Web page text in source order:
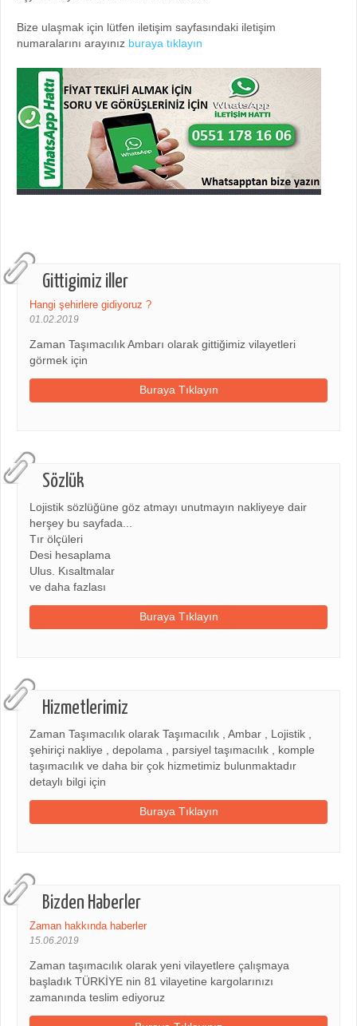
Gittigimiz iller
Hangi şehirlere gidiyoruz ?
01.02.2019
Zaman Taşımacılık Ambarı olarak gittiğimiz vilayetleri
görmek için
Buraya Tıklayın
Sözlük
Lojistik sözlüğüne göz atmayı unutmayın nakliyeye dair
herşey bu sayfada...
Tır ölçüleri
Desi hesaplama
Ulus. Kısaltmalar
ve daha fazlası
Buraya Tıklayın
Hizmetlerimiz
Zaman Taşımacılık olarak Taşımacılık , Ambar , Lojistik ,
şehiriçi nakliye , depolama , parsiyel taşımacılık , komple
taşımacılık ve daha bir çok hizmetimiz bulunmaktadır
detaylı bilgi için
Buraya Tıklayın
Bizden Haberler
Zaman hakkında haberler
15.06.2019
Zaman taşımacılık olarak yeni vilayetlere çalışmaya
başladık TÜRKİYE nin 81 vilayetine kargolarınızı
zamanında teslim ediyoruz
Bize ulaşmak için lütfen iletişim sayfasındaki iletişim
numaralarını arayınız buraya tıklayın